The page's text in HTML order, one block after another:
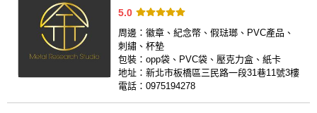
5.0
周邊： 徽章、紀念幣、假琺瑯、PVC產品、
刺繡、杯墊
包裝： opp袋、PVC袋、壓克力盒、紙卡
地址： 新北市板橋區三民路一段31巷11號3樓
電話： 0975194278